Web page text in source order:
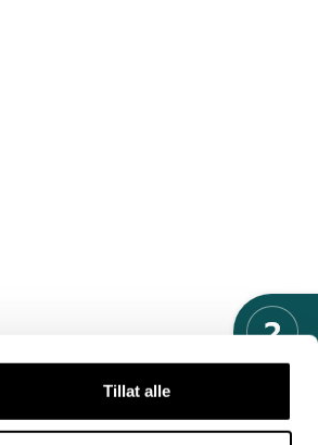
Tillat alle